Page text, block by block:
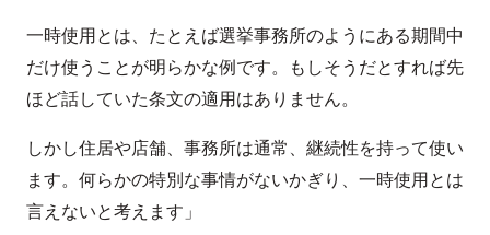
一時使用とは、たとえば選挙事務所のようにある期間中
だけ使うことが明らかな例です。もしそうだとすれば先
ほど話していた条文の適用はありません。
しかし住居や店舗、事務所は通常、継続性を持って使い
ます。何らかの特別な事情がないかぎり、一時使用とは
言えないと考えます」